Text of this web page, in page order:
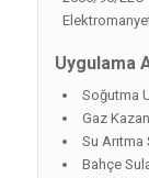
Uygulama
Soğutma
Gaz
Su
Bahçe